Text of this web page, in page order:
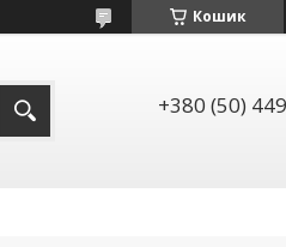
Кошик
+380 (50)